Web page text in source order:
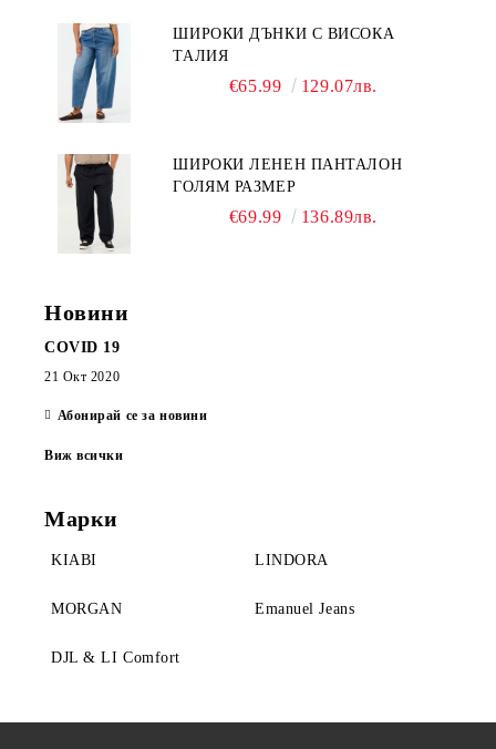
ШИРОКИ ДЪНКИ С ВИСОКА
ТАЛИЯ
€65.99 129.07лв.
ШИРОКИ ЛЕНЕН ПАНТАЛОН
ГОЛЯМ РАЗМЕР
€69.99 136.89лв.
Новини
COVID 19
21 Окт 2020
Абонирай се за новини
Виж всички
Марки
KIABI LINDORA
MORGAN Emanuel Jeans
DJL & LI Comfort